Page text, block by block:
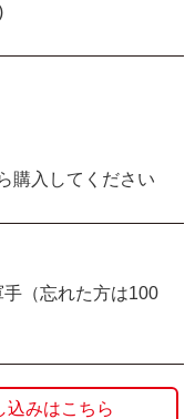
購入してください
（忘れた方は100
込みはこちら